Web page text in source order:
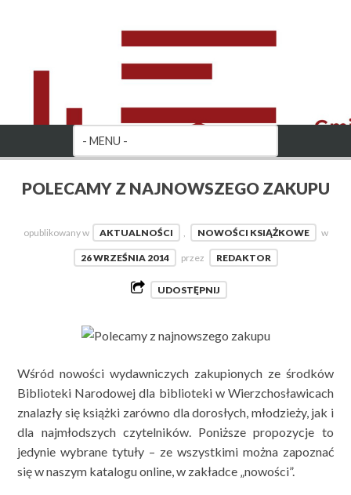
POLECAMY Z NAJNOWSZEGO ZAKUPU
opublikowany w AKTUALNOŚCI , NOWOŚCI KSIĄŻKOWE w
26 WRZEŚNIA 2014 przez REDAKTOR
UDOSTĘPNIJ
Wśród nowości wydawniczych zakupionych ze środków
Biblioteki Narodowej dla biblioteki w Wierzchosławicach
znalazły się książki zarówno dla dorosłych, młodzieży, jak i
dla najmłodszych czytelników. Poniższe propozycje to
jedynie wybrane tytuły – ze wszystkimi można zapoznać
się w naszym katalogu online, w zakładce „nowości”.